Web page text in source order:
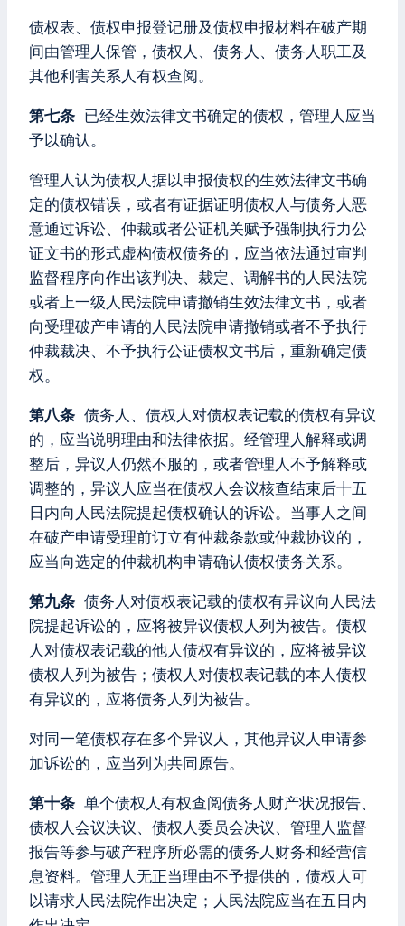
债权表、债权申报登记册及债权申报材料在破产期
间由管理人保管，债权人、债务人、债务人职工及
其他利害关系人有权查阅。
第七条 已经生效法律文书确定的债权，管理人应当
予以确认。
管理人认为债权人据以申报债权的生效法律文书确
定的债权错误，或者有证据证明债权人与债务人恶
意通过诉讼、仲裁或者公证机关赋予强制执行力公
证文书的形式虚构债权债务的，应当依法通过审判
监督程序向作出该判决、裁定、调解书的人民法院
或者上一级人民法院申请撤销生效法律文书，或者
向受理破产申请的人民法院申请撤销或者不予执行
仲裁裁决、不予执行公证债权文书后，重新确定债
权。
第八条 债务人、债权人对债权表记载的债权有异议
的，应当说明理由和法律依据。经管理人解释或调
整后，异议人仍然不服的，或者管理人不予解释或
调整的，异议人应当在债权人会议核查结束后十五
日内向人民法院提起债权确认的诉讼。当事人之间
在破产申请受理前订立有仲裁条款或仲裁协议的，
应当向选定的仲裁机构申请确认债权债务关系。
第九条 债务人对债权表记载的债权有异议向人民法
院提起诉讼的，应将被异议债权人列为被告。债权
人对债权表记载的他人债权有异议的，应将被异议
债权人列为被告；债权人对债权表记载的本人债权
有异议的，应将债务人列为被告。
对同一笔债权存在多个异议人，其他异议人申请参
加诉讼的，应当列为共同原告。
第十条 单个债权人有权查阅债务人财产状况报告、
债权人会议决议、债权人委员会决议、管理人监督
报告等参与破产程序所必需的债务人财务和经营信
息资料。管理人无正当理由不予提供的，债权人可
以请求人民法院作出决定；人民法院应当在五日内